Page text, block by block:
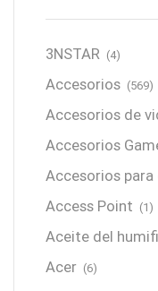
3NSTAR (4)
Accesorios (569)
Accesorios de
Accesorios
Accesorios para
Access Point (1)
Aceite del
Acer (6)